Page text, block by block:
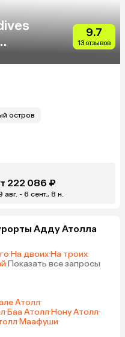
9.7
13 отзывов
остров
222 086 ₽
авг. - 6 сент., 8 н.
Адду Атолла
·На двоих·На троих·
·Показать все запросы
Атолл·
·Баа Атолл·Нону Атолл·
·Маафуши·